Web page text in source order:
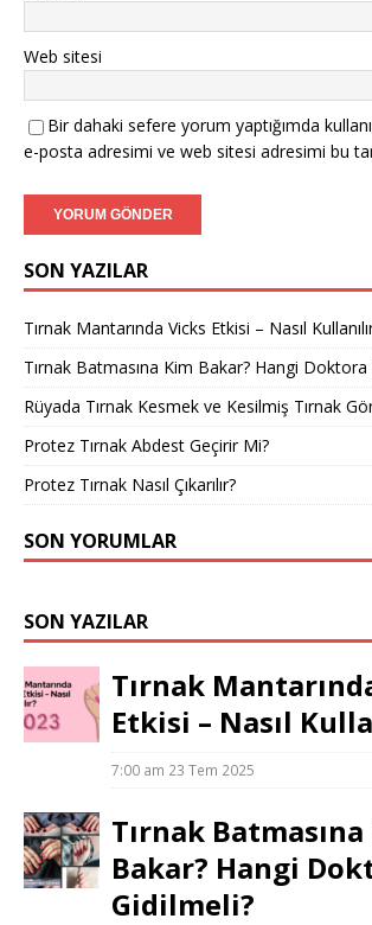
Web sitesi
Bir dahaki sefere yorum yaptığımda
e-posta adresimi ve web sitesi adresimi bu
SON YAZILAR
Tırnak Mantarında Vicks Etkisi – Nasıl
Tırnak Batmasına Kim Bakar? Hangi Doktora
Rüyada Tırnak Kesmek ve Kesilmiş Tırnak
Protez Tırnak Abdest Geçirir Mi?
Protez Tırnak Nasıl Çıkarılır?
SON YORUMLAR
SON YAZILAR
Tırnak
Etkisi – Nasıl
7:00 am 23 Tem 2025
Tırnak
Bakar? Hangi
Gidilmeli?